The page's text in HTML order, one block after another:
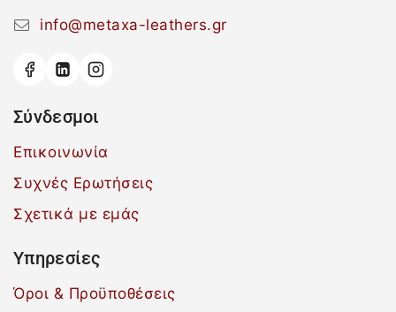
info@metaxa-leathers.gr
Σύνδεσμοι
Επικοινωνία
Συχνές Ερωτήσεις
Σχετικά με εμάς
Υπηρεσίες
Όροι & Προϋποθέσεις